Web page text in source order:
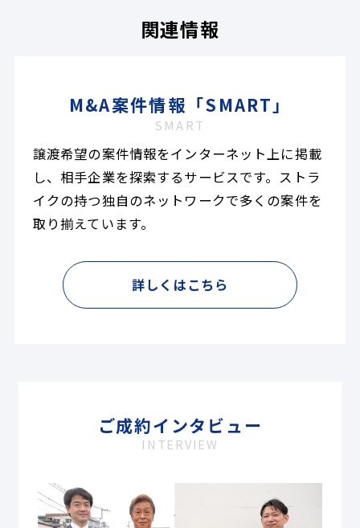
関連情報
M&A案件情報「SMART」
SMART
譲渡希望の案件情報をインターネット上に掲載
し、相手企業を探索するサービスです。ストラ
イクの持つ独自のネットワークで多くの案件を
取り揃えています。
詳しくはこちら
ご成約インタビュー
INTERVIEW